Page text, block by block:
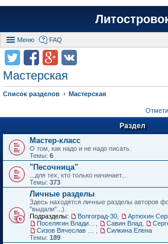
Меню FAQ
Мастерская
Список разделов Мастерская
Раздел
Мастер-класс
О том, как надо и не надо писать.
Темы: 6
"Песочница"
...для тех, кто только начинает...
Темы: 373
Личные разделы
Здесь находятся личные разделы авторов
"выдали"...).
Подразделы:
Волгоград-30 Артюхин
Савин Влад
Силкина Елена
Темы: 189